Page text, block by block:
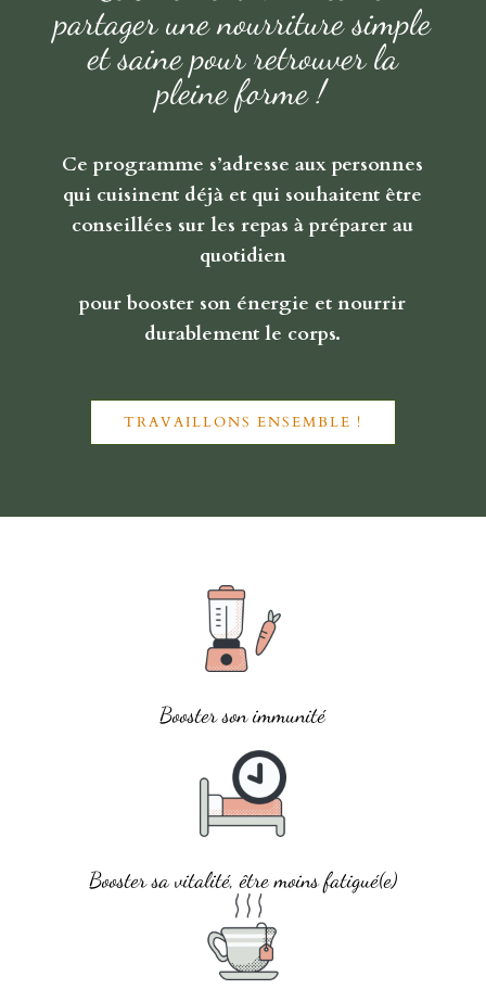
partager une nourriture simple
et saine pour retrouver la
pleine forme !
Ce programme s’adresse aux personnes
qui cuisinent déjà et qui souhaitent être
conseillées sur les repas à préparer au
quotidien
pour booster son énergie et nourrir
durablement le corps.
TRAVAILLONS ENSEMBLE !
Booster son immunité
Booster sa vitalité, être moins fatigué(e)